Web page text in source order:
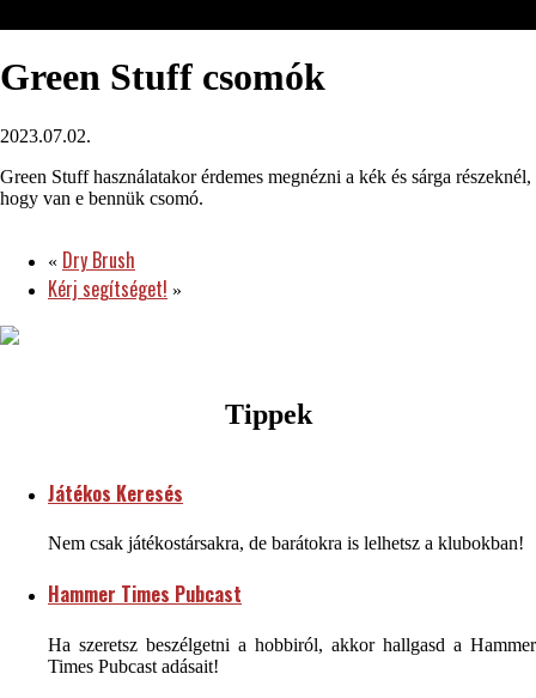
Green Stuff csomók
2023.07.02.
Green Stuff használatakor érdemes megnézni a kék és sárga részeknél,
hogy van e bennük csomó.
« Dry Brush
Kérj segítséget! »
Tippek
Játékos Keresés
Nem csak játékostársakra, de barátokra is lelhetsz a klubokban!
Hammer Times Pubcast
Ha szeretsz beszélgetni a hobbiról, akkor hallgasd a Hammer
Times Pubcast adásait!